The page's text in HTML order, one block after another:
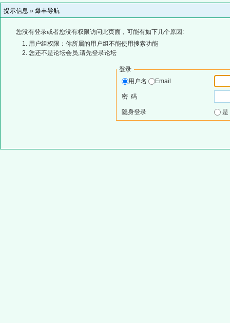
提示信息 » 爆丰导航
您没有登录或者您没有权限访问此页面，可能有如下几个原因:
用户组权限：你所属的用户组不能使用搜索功能
您还不是论坛会员,请先登录论坛
登录
用户名
Email
密 码
隐身登录